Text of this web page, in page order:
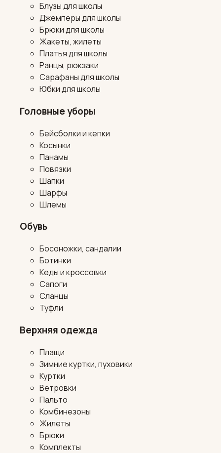
Блузы для школы
Джемперы для школы
Брюки для школы
Жакеты, жилеты
Платья для школы
Ранцы, рюкзаки
Сарафаны для школы
Юбки для школы
Головные уборы
Бейсболки и кепки
Косынки
Панамы
Повязки
Шапки
Шарфы
Шлемы
Обувь
Босоножки, сандалии
Ботинки
Кеды и кроссовки
Сапоги
Сланцы
Туфли
Верхняя одежда
Плащи
Зимние куртки, пуховики
Куртки
Ветровки
Пальто
Комбинезоны
Жилеты
Брюки
Комплекты